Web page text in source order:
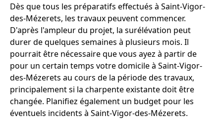
Dès que tous les préparatifs effectués à Saint-Vigor-
des-Mézerets, les travaux peuvent commencer.
D'après l'ampleur du projet, la surélévation peut
durer de quelques semaines à plusieurs mois. Il
pourrait être nécessaire que vous ayez à partir de
pour un certain temps votre domicile à Saint-Vigor-
des-Mézerets au cours de la période des travaux,
principalement si la charpente existante doit être
changée. Planifiez également un budget pour les
éventuels incidents à Saint-Vigor-des-Mézerets.